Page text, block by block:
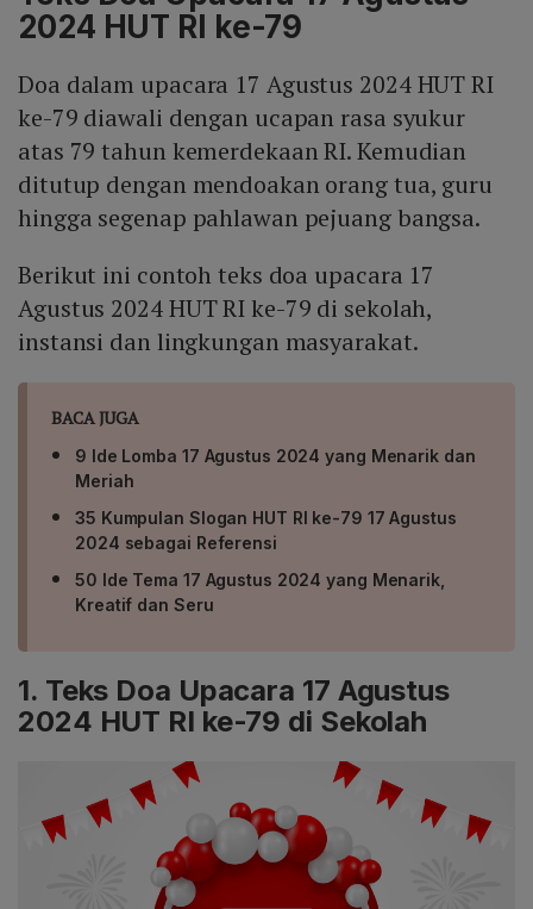
2024 HUT RI ke-79
Doa dalam upacara 17 Agustus 2024 HUT RI
ke-79 diawali dengan ucapan rasa syukur
atas 79 tahun kemerdekaan RI. Kemudian
ditutup dengan mendoakan orang tua, guru
hingga segenap pahlawan pejuang bangsa.
Berikut ini contoh teks doa upacara 17
Agustus 2024 HUT RI ke-79 di sekolah,
instansi dan lingkungan masyarakat.
BACA JUGA
9 Ide Lomba 17 Agustus 2024 yang Menarik dan
Meriah
35 Kumpulan Slogan HUT RI ke-79 17 Agustus
2024 sebagai Referensi
50 Ide Tema 17 Agustus 2024 yang Menarik,
Kreatif dan Seru
1. Teks Doa Upacara 17 Agustus
2024 HUT RI ke-79 di Sekolah